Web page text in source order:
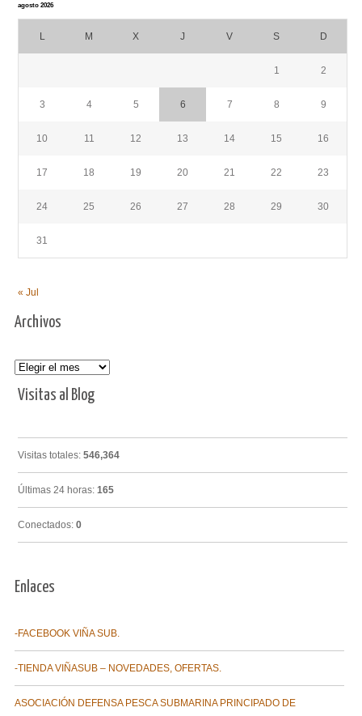
agosto 2026
L M X J V S D
1 2
3 4 5 6 7 8 9
10 11 12 13 14 15 16
17 18 19 20 21 22 23
24 25 26 27 28 29 30
31
« Jul
Archivos
Archivos
Visitas al Blog
Visitas totales: 546,364
Últimas 24 horas: 165
Conectados: 0
Enlaces
-FACEBOOK VIÑA SUB.
-TIENDA VIÑASUB – NOVEDADES, OFERTAS.
ASOCIACIÓN DEFENSA PESCA SUBMARINA PRINCIPADO DE